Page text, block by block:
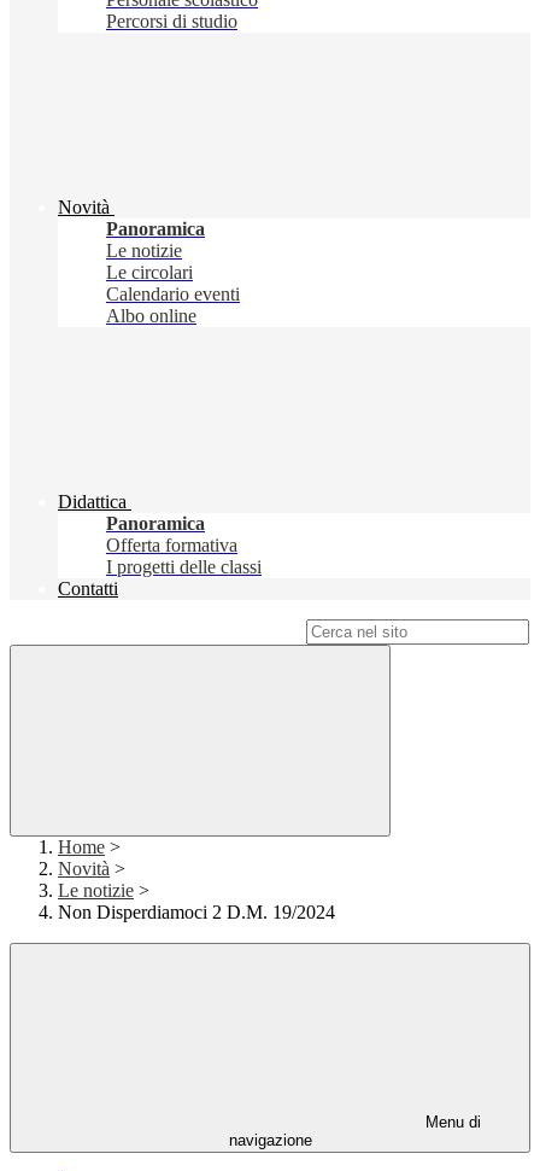
Percorsi di studio
Novità
Panoramica
Le notizie
Le circolari
Calendario eventi
Albo online
Didattica
Panoramica
Offerta formativa
I progetti delle classi
Contatti
Home >
Novità >
Le notizie >
Non Disperdiamoci 2 D.M. 19/2024
Menu di
navigazione